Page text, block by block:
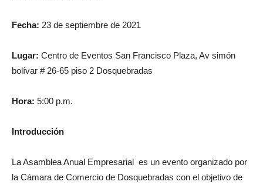
Fecha: 23 de septiembre de 2021
Lugar: Centro de Eventos San Francisco Plaza, Av simón
bolívar # 26-65 piso 2 Dosquebradas
Hora: 5:00 p.m.
Introducción
La Asamblea Anual Empresarial es un evento organizado por
la Cámara de Comercio de Dosquebradas con el objetivo de